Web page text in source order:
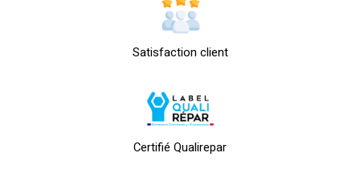
Satisfaction client
Certifié Qualirepar